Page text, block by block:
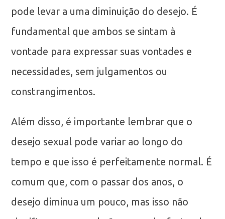
pode levar a uma diminuição do desejo. É
fundamental que ambos se sintam à
vontade para expressar suas vontades e
necessidades, sem julgamentos ou
constrangimentos.
Além disso, é importante lembrar que o
desejo sexual pode variar ao longo do
tempo e que isso é perfeitamente normal. É
comum que, com o passar dos anos, o
desejo diminua um pouco, mas isso não